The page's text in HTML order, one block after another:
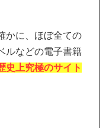
かに、ほぼ全ての
ルなどの電子書籍
史上究極のサイト